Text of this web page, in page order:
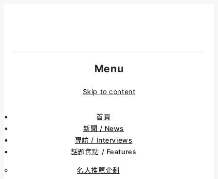
Menu
Skip to content
首頁
新聞 / News
專訪 / Interviews
話題焦點 / Features
名人推薦企劃